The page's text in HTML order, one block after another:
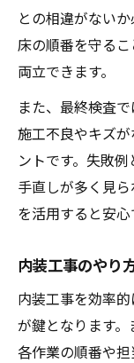
との相違がない
床の順番を守る
両立できます。
また、最終検査
施工不良やキズ
ントです。失敗
手直しが多く見
を活用すると安心
内装工事のやり
内装工事を効率
が鍵となります。
各作業の順番や